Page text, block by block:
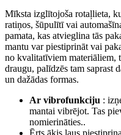
Mīksta izglītojoša rotaļlieta,
ratiņos, šūpulītī vai
pamata, kas atvieglina tās
mantu var piestiprināt vai
no kvalitatīviem materiāliem,
draugu, palīdzēs tam saprast
un dažādas formas.
Ar vibrofunkciju :
mantai vibrējot. Tas
nomierināties..
Ērts āķis ļaus